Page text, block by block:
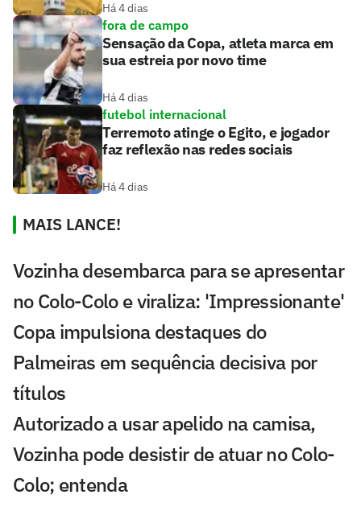
Há 4 dias
fora de campo
Sensação da Copa, atleta marca em
sua estreia por novo time
Há 4 dias
futebol internacional
Terremoto atinge o Egito, e jogador
faz reflexão nas redes sociais
Há 4 dias
MAIS LANCE!
Vozinha desembarca para se apresentar
no Colo-Colo e viraliza: 'Impressionante'
Copa impulsiona destaques do
Palmeiras em sequência decisiva por
títulos
Autorizado a usar apelido na camisa,
Vozinha pode desistir de atuar no Colo-
Colo; entenda